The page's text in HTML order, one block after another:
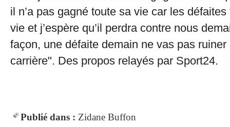
il n’a pas gagné toute sa vie car les
vie et j’espère qu’il perdra contre nous
façon, une défaite demain ne vas pas
carrière". Des propos relayés par Sport24.
Publié dans : Zidane Buffon